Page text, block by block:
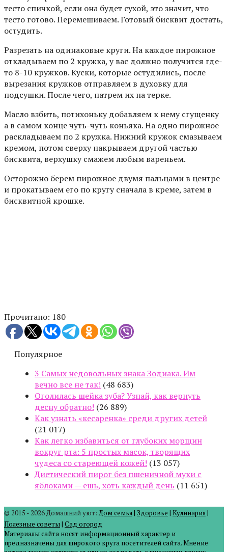
тесто спичкой, если она будет сухой, это значит, что
тесто готово. Перемешиваем. Готовый бисквит достать,
остудить.
Разрезать на одинаковые круги. На каждое пирожное
откладываем по 2 кружка, у вас должно получится где-
то 8-10 кружков. Куски, которые остудились, после
вырезания кружков отправляем в духовку для
подсушки. После чего, натрем их на терке.
Масло взбить, потихоньку добавляем к нему сгущенку
а в самом конце чуть-чуть коньяка. На одно пирожное
раскладываем по 2 кружка. Нижний кружок смазываем
кремом, потом сверху накрываем другой частью
бисквита, верхушку смажем любым вареньем.
Осторожно берем пирожное двумя пальцами в центре
и прокатываем его по кругу сначала в креме, затем в
бисквитной крошке.
Прочитано: 180
Популярное
3 Самых недовольных знака Зодиака. Им
вечно все не так! (48 683)
Оголилась шейка зуба? Узнай, как вернуть
десну обратно! (26 889)
Как узнать «кесаренка» среди других детей
(21 017)
Как легко избавиться от глубоких морщин
вокруг рта: 5 простых масок, творящих
чудеса со стареющей кожей! (13 057)
Диетический пирог без пшеничной муки с
яблоками — ешь, хоть каждый день (11 651)
© 2015 - 2026 Домашний уют: Дом семья| Здоровье | Кулинария|
Полезные советы| Сад огород
Материалы сайта носят информационный характер и
предназначены для широкого круга посетителей сайта. Мнение